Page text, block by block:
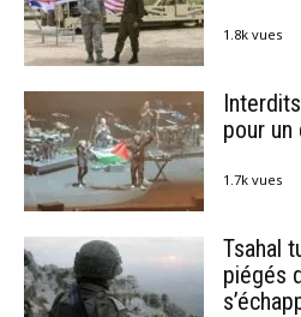
1.8k vues
pour un
1.7k vues
Tsahal
piégés